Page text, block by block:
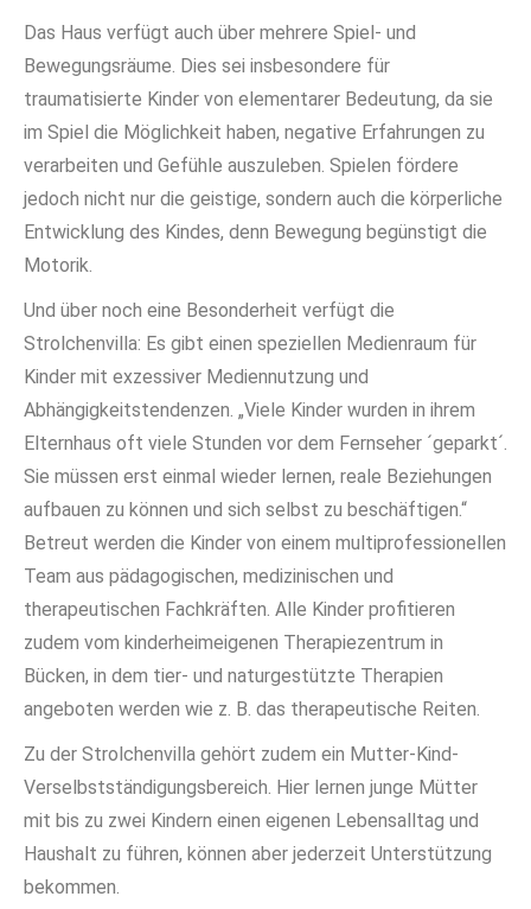
Das Haus verfügt auch über mehrere Spiel- und
Bewegungsräume. Dies sei insbesondere für
traumatisierte Kinder von elementarer Bedeutung, da sie
im Spiel die Möglichkeit haben, negative Erfahrungen zu
verarbeiten und Gefühle auszuleben. Spielen fördere
jedoch nicht nur die geistige, sondern auch die körperliche
Entwicklung des Kindes, denn Bewegung begünstigt die
Motorik.
Und über noch eine Besonderheit verfügt die
Strolchenvilla: Es gibt einen speziellen Medienraum für
Kinder mit exzessiver Mediennutzung und
Abhängigkeitstendenzen. „Viele Kinder wurden in ihrem
Elternhaus oft viele Stunden vor dem Fernseher ´geparkt´.
Sie müssen erst einmal wieder lernen, reale Beziehungen
aufbauen zu können und sich selbst zu beschäftigen.“
Betreut werden die Kinder von einem multiprofessionellen
Team aus pädagogischen, medizinischen und
therapeutischen Fachkräften. Alle Kinder profitieren
zudem vom kinderheimeigenen Therapiezentrum in
Bücken, in dem tier- und naturgestützte Therapien
angeboten werden wie z. B. das therapeutische Reiten.
Zu der Strolchenvilla gehört zudem ein Mutter-Kind-
Verselbstständigungsbereich. Hier lernen junge Mütter
mit bis zu zwei Kindern einen eigenen Lebensalltag und
Haushalt zu führen, können aber jederzeit Unterstützung
bekommen.